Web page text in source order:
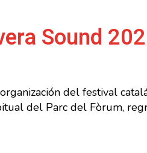
Sound
del festival
del Parc del Fòrum,